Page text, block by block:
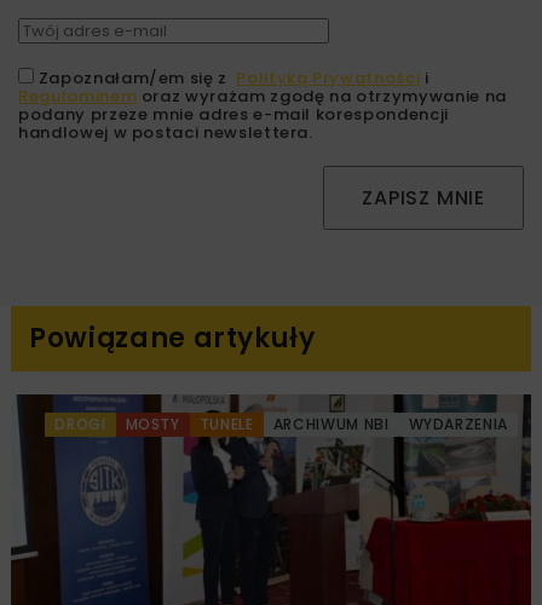
Zapoznałam/em się z Polityką Prywatności i
Regulaminem oraz wyrażam zgodę na otrzymywanie na
podany przeze mnie adres e-mail korespondencji
handlowej w postaci newslettera.
ZAPISZ MNIE
Powiązane artykuły
DROGI MOSTY TUNELE ARCHIWUM NBI WYDARZENIA